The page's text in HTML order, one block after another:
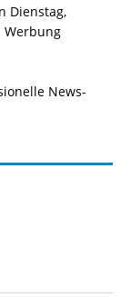
Dienstag,
Werbung
News-